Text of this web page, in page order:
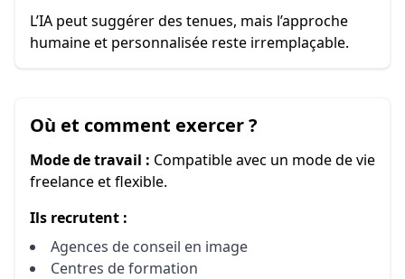
L’IA peut suggérer des tenues, mais l’approche
humaine et personnalisée reste irremplaçable.
Où et comment exercer ?
Mode de travail : Compatible avec un mode de vie
freelance et flexible.
Ils recrutent :
Agences de conseil en image
Centres de formation